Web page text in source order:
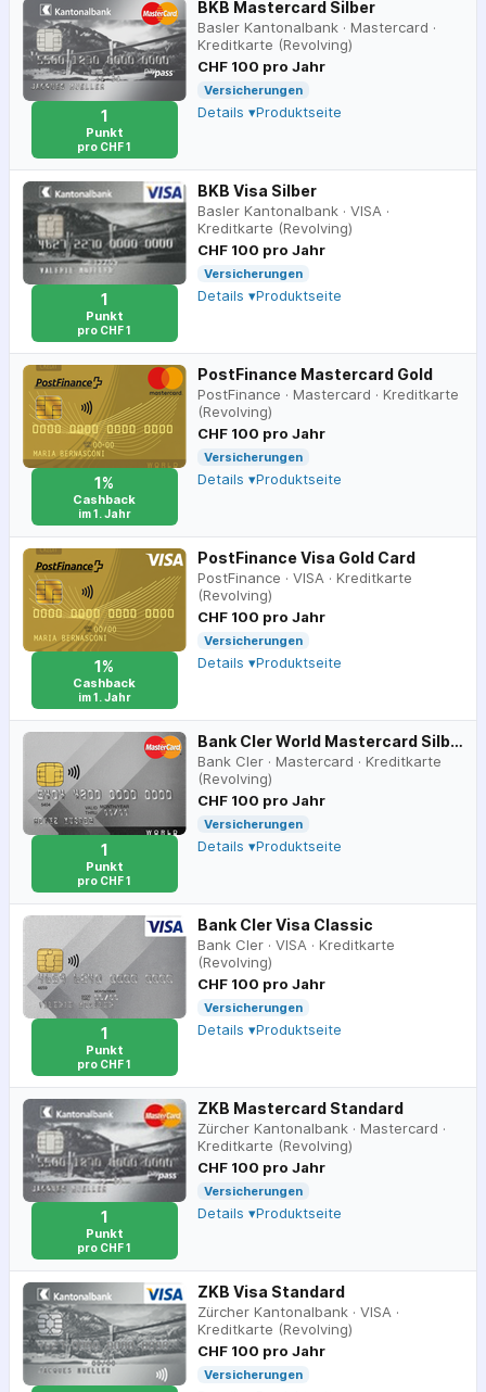
1
Punkt
pro CHF 1
BKB Mastercard Silber
Basler Kantonalbank · Mastercard ·
Kreditkarte (Revolving)
CHF 100 pro Jahr
Versicherungen
Details ▾Produktseite
1
Punkt
pro CHF 1
BKB Visa Silber
Basler Kantonalbank · VISA ·
Kreditkarte (Revolving)
CHF 100 pro Jahr
Versicherungen
Details ▾Produktseite
1%
Cashback
im 1. Jahr
PostFinance Mastercard Gold
PostFinance · Mastercard · Kreditkarte
(Revolving)
CHF 100 pro Jahr
Versicherungen
Details ▾Produktseite
1%
Cashback
im 1. Jahr
PostFinance Visa Gold Card
PostFinance · VISA · Kreditkarte
(Revolving)
CHF 100 pro Jahr
Versicherungen
Details ▾Produktseite
1
Punkt
pro CHF 1
Bank Cler World Mastercard Silber
Bank Cler · Mastercard · Kreditkarte
(Revolving)
CHF 100 pro Jahr
Versicherungen
Details ▾Produktseite
1
Punkt
pro CHF 1
Bank Cler Visa Classic
Bank Cler · VISA · Kreditkarte
(Revolving)
CHF 100 pro Jahr
Versicherungen
Details ▾Produktseite
1
Punkt
pro CHF 1
ZKB Mastercard Standard
Zürcher Kantonalbank · Mastercard ·
Kreditkarte (Revolving)
CHF 100 pro Jahr
Versicherungen
Details ▾Produktseite
ZKB Visa Standard
Zürcher Kantonalbank · VISA ·
Kreditkarte (Revolving)
CHF 100 pro Jahr
Versicherungen